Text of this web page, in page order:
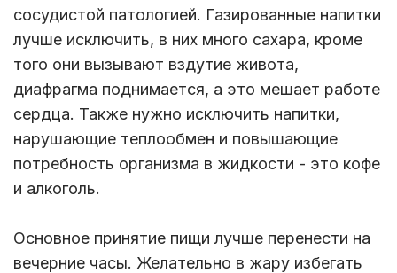
сосудистой патологией. Газированные напитки
лучше исключить, в них много сахара, кроме
того они вызывают вздутие живота,
диафрагма поднимается, а это мешает работе
сердца. Также нужно исключить напитки,
нарушающие теплообмен и повышающие
потребность организма в жидкости - это кофе
и алкоголь.
Основное принятие пищи лучше перенести на
вечерние часы. Желательно в жару избегать